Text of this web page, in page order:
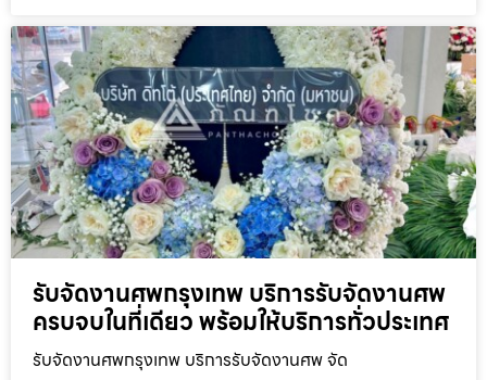
รับจัดงานศพกรุงเทพ บริการรับจัดงานศพ
ครบจบในที่เดียว พร้อมให้บริการทั่วประเทศ
รับจัดงานศพกรุงเทพ บริการรับจัดงานศพ จัด